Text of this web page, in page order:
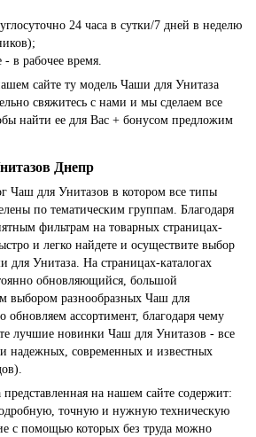
24 часа в сутки/7 дней в неделю
в рабочее время.
сайте ту модель Чаши для Унитаза
свяжитесь с нами и мы сделаем все
найти ее для Вас + бонусом предложим
Днепр
Чаш для Унитазов в котором все типы
по тематическим группам. Благодаря
фильтрам на товарных страницах-
и легко найдете и осуществите выбор
Унитаза. На страницах-каталогах
обновляющийся, большой
выбором разнообразных Чаш для
ассортимент, благодаря чему
лучшие новинки Чаш для Унитазов - все
надежных, современных и известных
представленная на нашем сайте содержит:
точную и нужную техническую
с помощью которых без труда можно